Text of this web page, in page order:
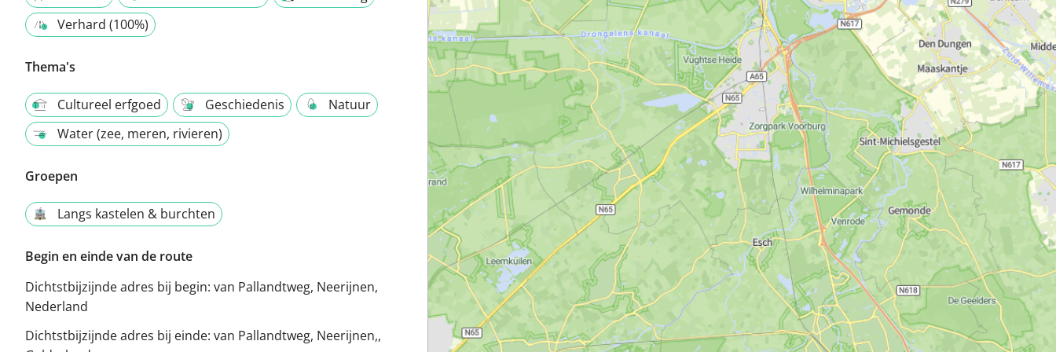
Verhard (100%)
Thema's
Cultureel erfgoed Geschiedenis
Natuur
Water (zee, meren, rivieren)
Groepen
Langs kastelen & burchten
Begin en einde van de route
Dichtstbijzijnde adres bij begin: van Pallandtweg, Neerijnen,
Nederland
Dichtstbijzijnde adres bij einde: van Pallandtweg, Neerijnen,,